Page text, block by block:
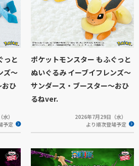
っと
ズ～
おひ
）
予定
ポケットモンスター もふぐっと
ぬいぐるみ イーブイフレンズ～
サンダース・ブースター～おひ
るねver.
2026年7月29日（水）
より順次登場予定